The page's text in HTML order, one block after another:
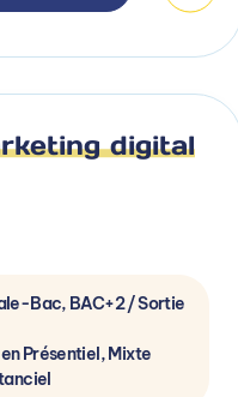
digital
Bac, BAC+2 / Sortie
Présentiel, Mixte